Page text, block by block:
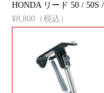
HONDA リード 50 / 50S
¥8,800（税込）